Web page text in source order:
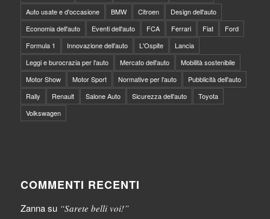
Auto usate e d'occasione
BMW Citroen
Design dell'auto
Economia dell'auto
Eventi dell'auto FCA Ferrari Fiat
Ford
Formula 1
Innovazione dell'auto L'Ospite
Lancia
Leggi e burocrazia per l'auto
Mercato dell'auto
Mobilità sostenibile
Motor Show
Motor Sport Normative per l'auto
Pubblicità dell'auto
Rally
Renault Salone Auto Sicurezza dell'auto
Toyota
Volkswagen
COMMENTI RECENTI
Zannasu “Sarete belli voi!”